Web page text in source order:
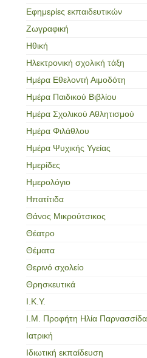
Εφημερίες εκπαιδευτικών
Ζωγραφική
Ηθική
Ηλεκτρονική σχολική τάξη
Ημέρα Εθελοντή Αιμοδότη
Ημέρα Παιδικού Βιβλίου
Ημέρα Σχολικού Αθλητισμού
Ημέρα Φιλάθλου
Ημέρα Ψυχικής Υγείας
Ημερίδες
Ημερολόγιο
Ηπατίτιδα
Θάνος Μικρούτσικος
Θέατρο
Θέματα
Θερινό σχολείο
Θρησκευτικά
Ι.Κ.Υ.
Ι.Μ. Προφήτη Ηλία
Ιατρική
Ιδιωτική εκπαίδευση